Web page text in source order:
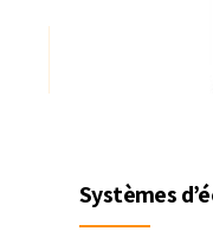
Systèmes